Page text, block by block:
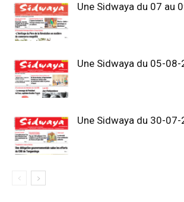
Une Sidwaya du 07 au
Une Sidwaya du 05-
Une Sidwaya du 30-